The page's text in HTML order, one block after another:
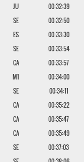
JU
00:32:39
SE 00:32:50
ES 00:33:30
SE
00:33:54
CA 00:33:57
M1 00:34:00
SE 00:34:11
CA
00:35:22
CA 00:35:47
CA 00:35:49
SE 00:37:03